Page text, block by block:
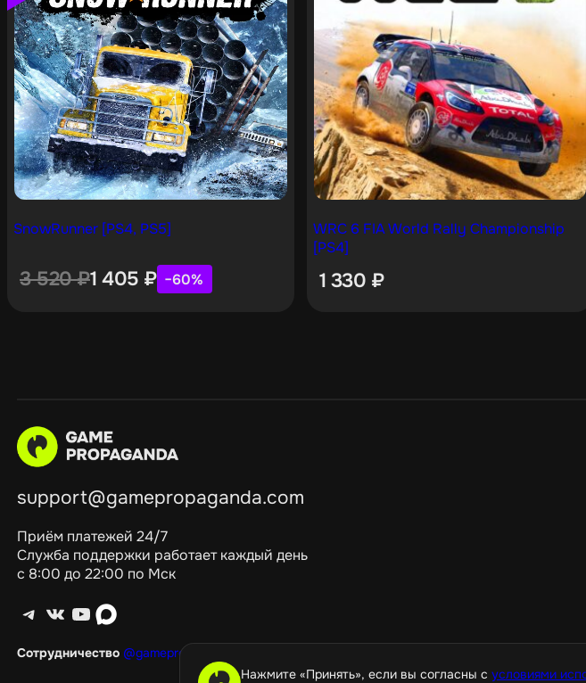
Нажмите «Принять», если вы согласны с условиями
SnowRunner [PS4, PS5]
3 520₽1 405 ₽ −60%
WRC 6 FIA World Rally Championship
[PS4]
1 330 ₽
support@gamepropaganda.com
Приём платежей 24/7
Служба поддержки работает каждый день
с 8:00 до 22:00 по Мск
Telegram ВКонтакте YouTube max
Сотрудничество @gamepropagandagang